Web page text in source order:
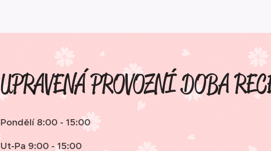
UPRAVENÁ PROVOZNÍ DOBA
Pondělí 8:00 - 15:00
Ut-Pa 9:00 - 15:00